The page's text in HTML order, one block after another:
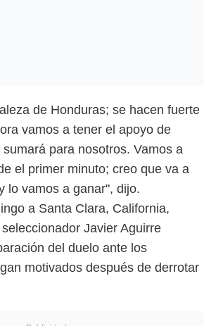
de Honduras; se hacen fuerte
vamos a tener el apoyo de
para nosotros. Vamos a
el primer minuto; creo que va a
lo vamos a ganar", dijo.
a Santa Clara, California,
Javier Aguirre
del duelo ante los
motivados después de derrotar